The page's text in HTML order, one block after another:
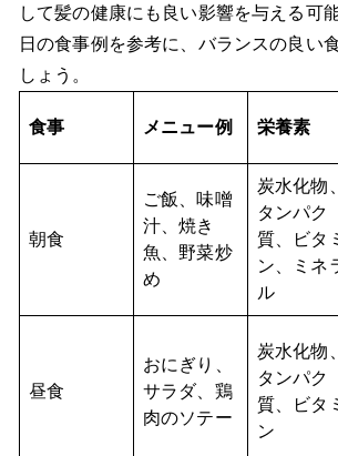
して髪の健康にも良い影響を与える可
日の食事例を参考に、バランスの良い
しょう。
食事 メニュー例 栄養素
朝食
ご飯、味噌
汁、焼き
魚、野菜炒
め
炭水化物、
タンパク
質、ビタ
ン、ミネ
ル
昼食
おにぎり、
サラダ、鶏
肉のソテー
炭水化物、
タンパク
質、ビタ
ン